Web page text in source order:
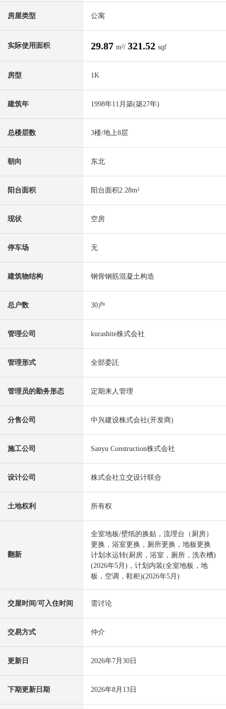
房屋类型 公寓
实际使用面积 29.87 m²/ 321.52 sqf
房型 1K
建筑年 1998年11月築(築27年)
总楼层数 3楼/地上8层
朝向 东北
阳台面积 阳台面积2.28m²
现状 空房
停车场 无
建筑物结构 钢骨钢筋混凝土构造
总户数 30户
管理公司 kurashite株式会社
管理形式 全部委託
管理员的勤务形态 定期来人管理
分售公司 中兴建设株式会社(开发商)
施工公司 Sanyu Construction株式会社
设计公司 株式会社立交设计联合
土地权利 所有权
翻新
全室地板/壁纸的换贴，流理台（厨房）
更换，浴室更换，厕所更换，地板更换
计划水运转(厨房，浴室，厕所，洗衣槽)
(2026年5月)，计划内装(全室地板，地
板，空调，鞋柜)(2026年5月)
交屋时间/可入住时间 需讨论
交易方式 仲介
更新日 2026年7月30日
下期更新日期 2026年8月13日